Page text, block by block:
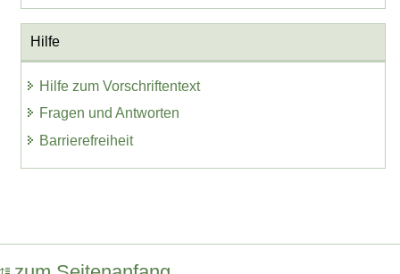
Hilfe
Hilfe zum Vorschriftentext
Fragen und Antworten
Barrierefreiheit